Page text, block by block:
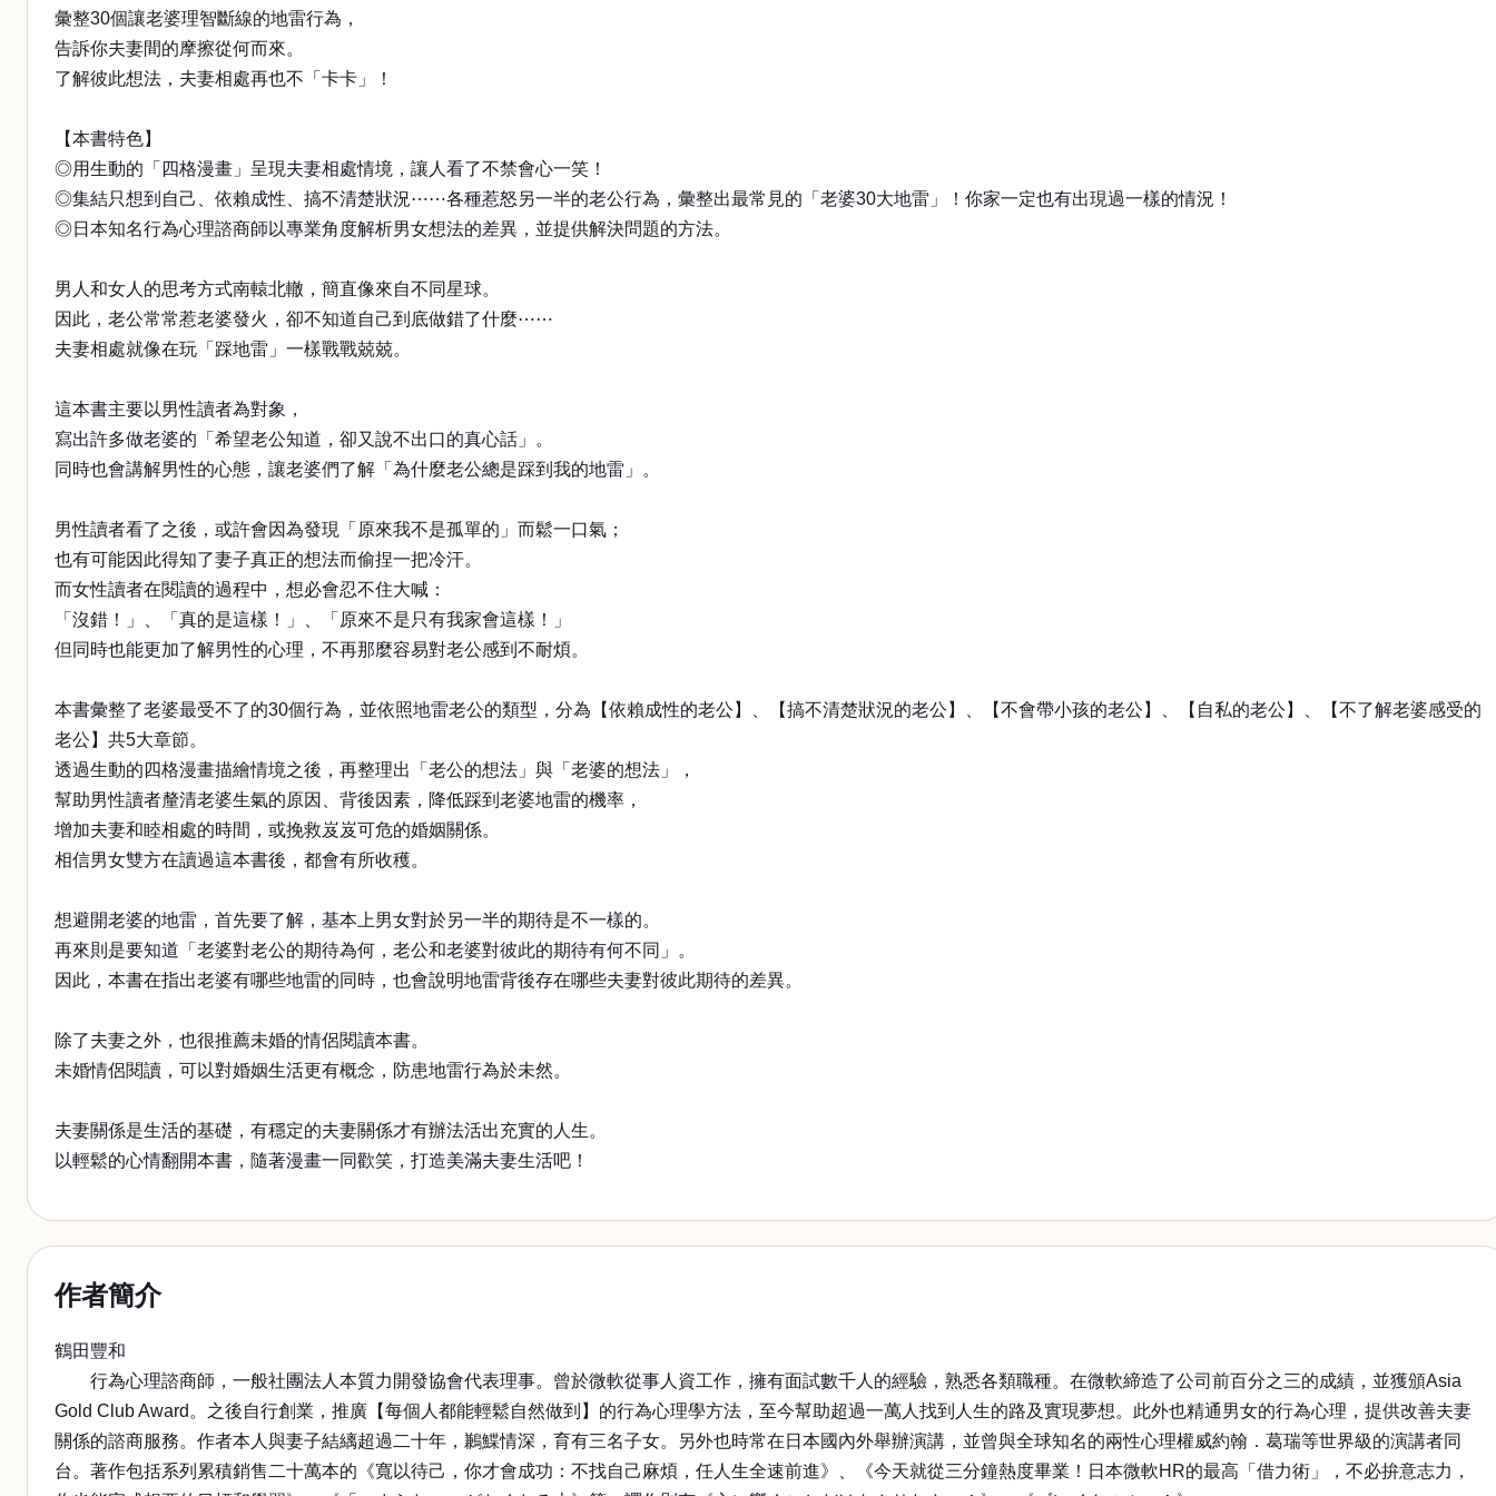
彙整30個讓老婆理智斷線的地雷行為，
告訴你夫妻間的摩擦從何而來。
了解彼此想法，夫妻相處再也不「卡卡」！
【本書特色】
◎用生動的「四格漫畫」呈現夫妻相處情境，讓人看了不禁會心一笑！
◎集結只想到自己、依賴成性、搞不清楚狀況⋯⋯各種惹怒另一半的老公行為，彙整出最常見的「老婆30大地雷」！你家一定也有出現過一樣的情況！
◎日本知名行為心理諮商師以專業角度解析男女想法的差異，並提供解決問題的方法。
男人和女人的思考方式南轅北轍，簡直像來自不同星球。
因此，老公常常惹老婆發火，卻不知道自己到底做錯了什麼⋯⋯
夫妻相處就像在玩「踩地雷」一樣戰戰兢兢。
這本書主要以男性讀者為對象，
寫出許多做老婆的「希望老公知道，卻又說不出口的真心話」。
同時也會講解男性的心態，讓老婆們了解「為什麼老公總是踩到我的地雷」。
男性讀者看了之後，或許會因為發現「原來我不是孤單的」而鬆一口氣；
也有可能因此得知了妻子真正的想法而偷捏一把冷汗。
而女性讀者在閱讀的過程中，想必會忍不住大喊：
「沒錯！」、「真的是這樣！」、「原來不是只有我家會這樣！」
但同時也能更加了解男性的心理，不再那麼容易對老公感到不耐煩。
本書彙整了老婆最受不了的30個行為，並依照地雷老公的類型，分為【依賴成性的老公】、【搞不清楚狀況的老公】、【不會帶小孩的老公】、【自私的老公】、【不了解老婆感受的
老公】共5大章節。
透過生動的四格漫畫描繪情境之後，再整理出「老公的想法」與「老婆的想法」，
幫助男性讀者釐清老婆生氣的原因、背後因素，降低踩到老婆地雷的機率，
增加夫妻和睦相處的時間，或挽救岌岌可危的婚姻關係。
相信男女雙方在讀過這本書後，都會有所收穫。
想避開老婆的地雷，首先要了解，基本上男女對於另一半的期待是不一樣的。
再來則是要知道「老婆對老公的期待為何，老公和老婆對彼此的期待有何不同」。
因此，本書在指出老婆有哪些地雷的同時，也會說明地雷背後存在哪些夫妻對彼此期待的差異。
除了夫妻之外，也很推薦未婚的情侶閱讀本書。
未婚情侶閱讀，可以對婚姻生活更有概念，防患地雷行為於未然。
夫妻關係是生活的基礎，有穩定的夫妻關係才有辦法活出充實的人生。
以輕鬆的心情翻開本書，隨著漫畫一同歡笑，打造美滿夫妻生活吧！
作者簡介
鶴田豐和
行為心理諮商師，一般社團法人本質力開發協會代表理事。曾於微軟從事人資工作，擁有面試數千人的經驗，熟悉各類職種。在微軟締造了公司前百分之三的成績，並獲頒Asia
Gold Club Award。之後自行創業，推廣【每個人都能輕鬆自然做到】的行為心理學方法，至今幫助超過一萬人找到人生的路及實現夢想。此外也精通男女的行為心理，提供改善夫妻
關係的諮商服務。作者本人與妻子結縭超過二十年，鶼鰈情深，育有三名子女。另外也時常在日本國內外舉辦演講，並曾與全球知名的兩性心理權威約翰．葛瑞等世界級的演講者同
台。著作包括系列累積銷售二十萬本的《寬以待己，你才會成功：不找自己麻煩，任人生全速前進》、《今天就從三分鐘熱度畢業！日本微軟HR的最高「借力術」，不必拚意志力，